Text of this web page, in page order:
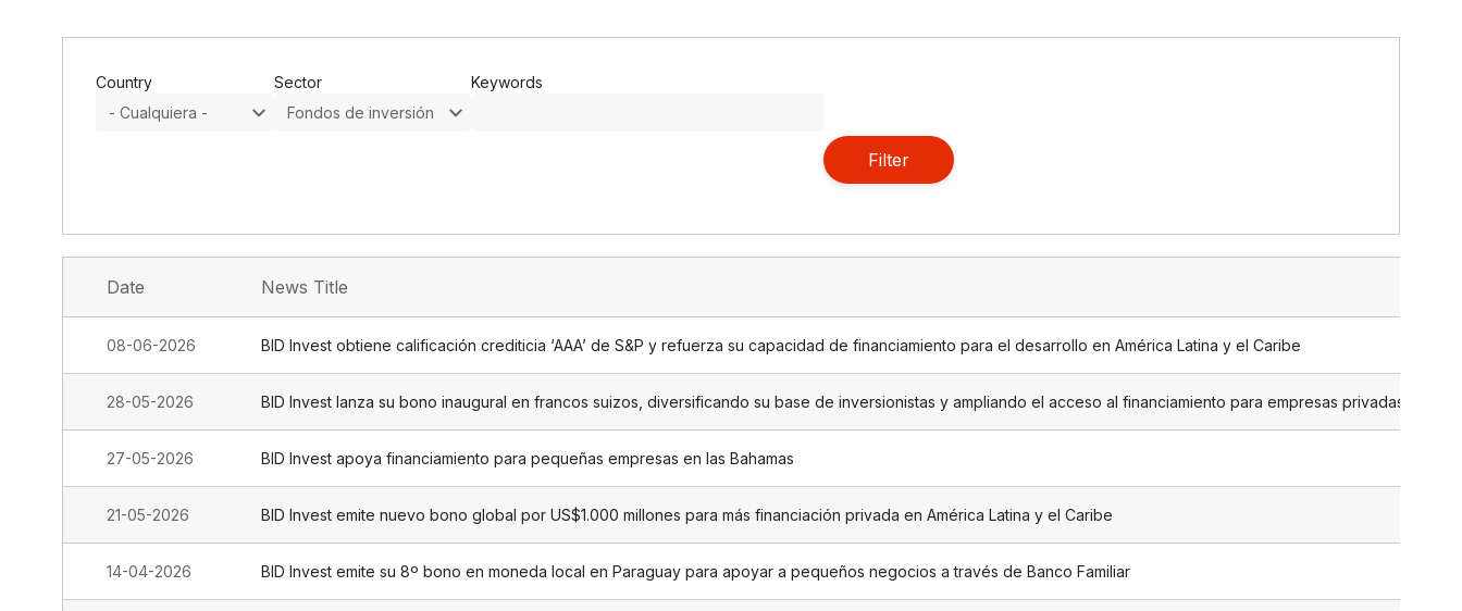
Country Sector Keywords
Filter
Date News Title
08-06-2026 BID Invest obtiene calificación crediticia ‘AAA’ de S&P y refuerza su capacidad de financiamiento para el desarrollo en América Latina y el Caribe
28-05-2026 BID Invest lanza su bono inaugural en francos suizos, diversificando su base de inversionistas y ampliando el acceso al financiamiento para empresas privadas en
27-05-2026 BID Invest apoya financiamiento para pequeñas empresas en las Bahamas
21-05-2026 BID Invest emite nuevo bono global por US$1.000 millones para más financiación privada en América Latina y el Caribe
14-04-2026 BID Invest emite su 8º bono en moneda local en Paraguay para apoyar a pequeños negocios a través de Banco Familiar